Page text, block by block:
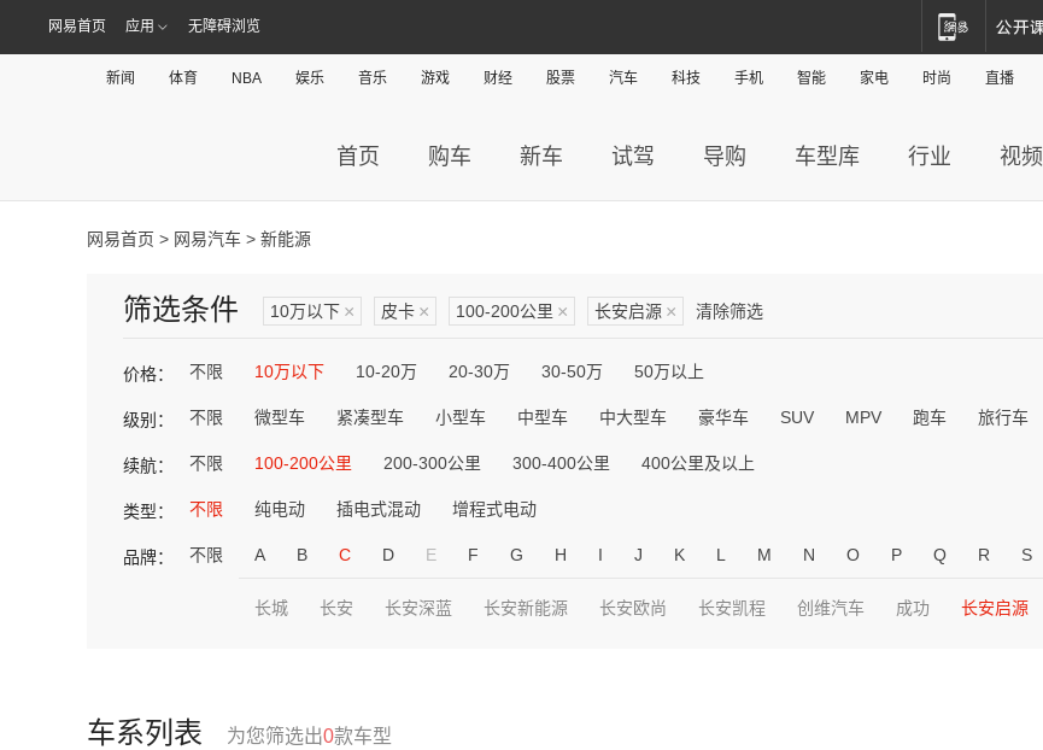
网易首页 应用 无障碍浏览
新闻 体育 NBA 娱乐 音乐 游戏 财经 股票 汽车 科技 手机 智能 家电 时尚 直播
首页 购车 新车 试驾 导购 车型库 行业 视频
网易首页 > 网易汽车 > 新能源
筛选条件 10万以下 × 皮卡 × 100-200公里 × 长安启源 × 清除筛选
价格： 不限 10万以下 10-20万 20-30万 30-50万 50万以上
级别： 不限 微型车 紧凑型车 小型车 中型车 中大型车 豪华车 SUV MPV 跑车 旅行车
续航： 不限 100-200公里 200-300公里 300-400公里 400公里及以上
类型： 不限 纯电动 插电式混动 增程式电动
品牌： 不限 A B C D E F G H I J K L M N O P Q R S
长城 长安 长安深蓝 长安新能源 长安欧尚 长安凯程 创维汽车 成功 长安启源
车系列表 为您筛选出0款车型